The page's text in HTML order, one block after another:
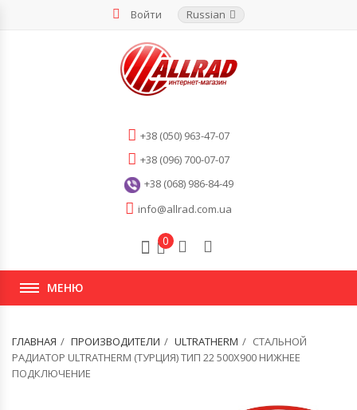
Войти Russian
+38 (050) 963-47-07
+38 (096) 700-07-07
+38 (068) 986-84-49
info@allrad.com.ua
0
МЕНЮ
ГЛАВНАЯ ПРОИЗВОДИТЕЛИ ULTRATHERM
СТАЛЬНОЙ
РАДИАТОР ULTRATHERM (ТУРЦИЯ) ТИП 22 500Х900 НИЖНЕЕ
ПОДКЛЮЧЕНИЕ